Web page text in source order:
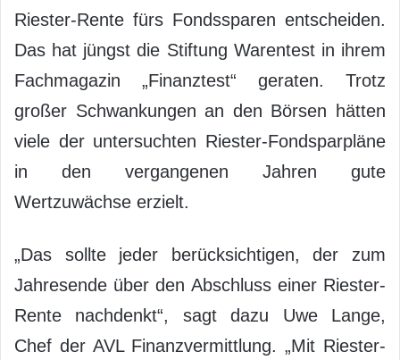
Riester-Rente fürs Fondssparen entscheiden.
Das hat jüngst die Stiftung Warentest in ihrem
Fachmagazin „Finanztest“ geraten. Trotz
großer Schwankungen an den Börsen hätten
viele der untersuchten Riester-Fondsparpläne
in den vergangenen Jahren gute
Wertzuwächse erzielt.
„Das sollte jeder berücksichtigen, der zum
Jahresende über den Abschluss einer Riester-
Rente nachdenkt“, sagt dazu Uwe Lange,
Chef der AVL Finanzvermittlung. „Mit Riester-